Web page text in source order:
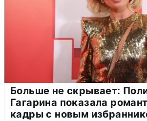
Больше не скрывает:
Гагарина показала
кадры с новым